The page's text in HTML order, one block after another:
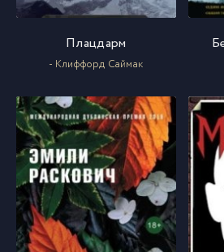
Плацдарм
- Клиффорд Саймак